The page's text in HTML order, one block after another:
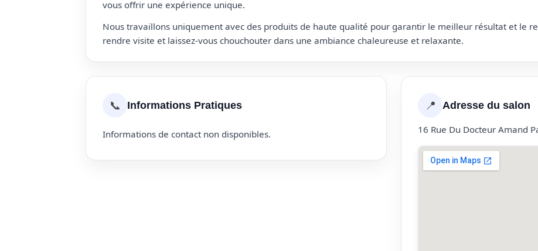
vous offrir une expérience unique.
Nous travaillons uniquement avec des produits de haute qualité pour garantir le meilleur résultat et le
rendre visite et laissez-vous chouchouter dans une ambiance chaleureuse et relaxante.
📞 Informations Pratiques
Informations de contact non disponibles.
📍 Adresse du salon
16 Rue Du Docteur Amand